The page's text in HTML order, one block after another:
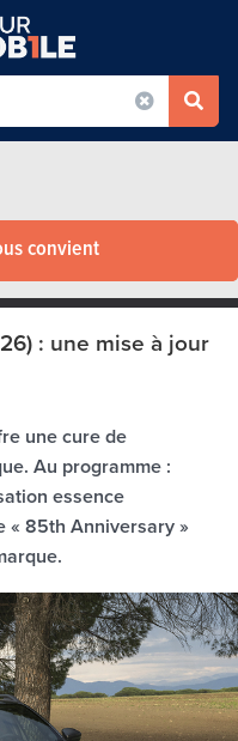
convient
: une mise à jour
une cure de
Au programme :
essence
« 85th Anniversary »